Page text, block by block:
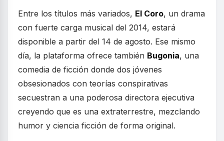
Entre los títulos más variados, El Coro, un drama
con fuerte carga musical del 2014, estará
disponible a partir del 14 de agosto. Ese mismo
día, la plataforma ofrece también Bugonia, una
comedia de ficción donde dos jóvenes
obsesionados con teorías conspirativas
secuestran a una poderosa directora ejecutiva
creyendo que es una extraterrestre, mezclando
humor y ciencia ficción de forma original.